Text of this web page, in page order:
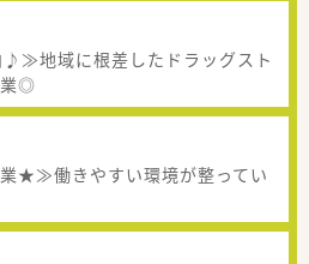
地域に根差したドラッグスト
業◎
★≫働きやすい環境が整ってい